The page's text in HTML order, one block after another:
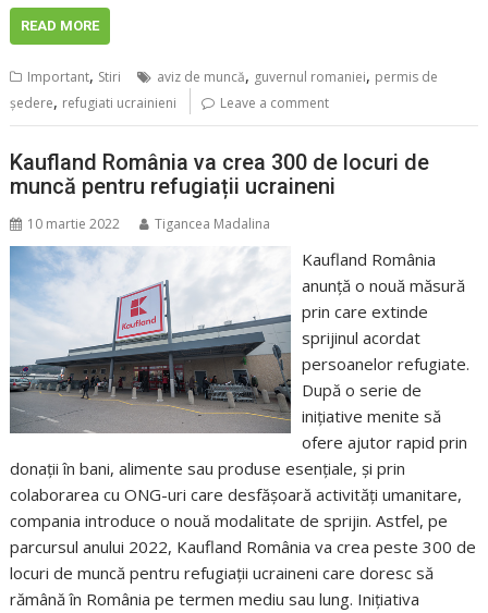
READ MORE
Important, Stiri aviz de muncă, guvernul romaniei, permis de
şedere, refugiati ucrainieni Leave a comment
Kaufland România va crea 300 de locuri de
muncă pentru refugiații ucraineni
10 martie 2022 Tigancea Madalina
Kaufland România
anunță o nouă măsură
prin care extinde
sprijinul acordat
persoanelor refugiate.
După o serie de
inițiative menite să
ofere ajutor rapid prin
donații în bani, alimente sau produse esențiale, și prin
colaborarea cu ONG-uri care desfășoară activități umanitare,
compania introduce o nouă modalitate de sprijin. Astfel, pe
parcursul anului 2022, Kaufland România va crea peste 300 de
locuri de muncă pentru refugiații ucraineni care doresc să
rămână în România pe termen mediu sau lung. Inițiativa